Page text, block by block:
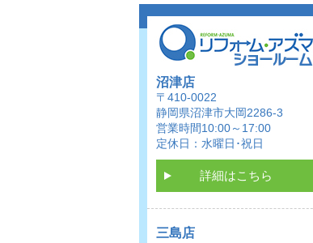
沼津店
〒410-0022
静岡県沼津市大岡2286-3
営業時間10:00～17:00
定休日：水曜日･祝日
詳細はこちら
三島店